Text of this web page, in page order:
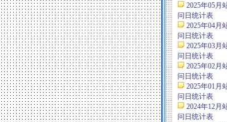
2025年05月
问日统计表
2025年04月
问日统计表
2025年03月
问日统计表
2025年02月
问日统计表
2025年01月
问日统计表
2024年12月
问日统计表